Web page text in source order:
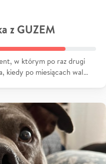
z GUZEM
w którym po raz drugi
kiedy po miesiącach wal…